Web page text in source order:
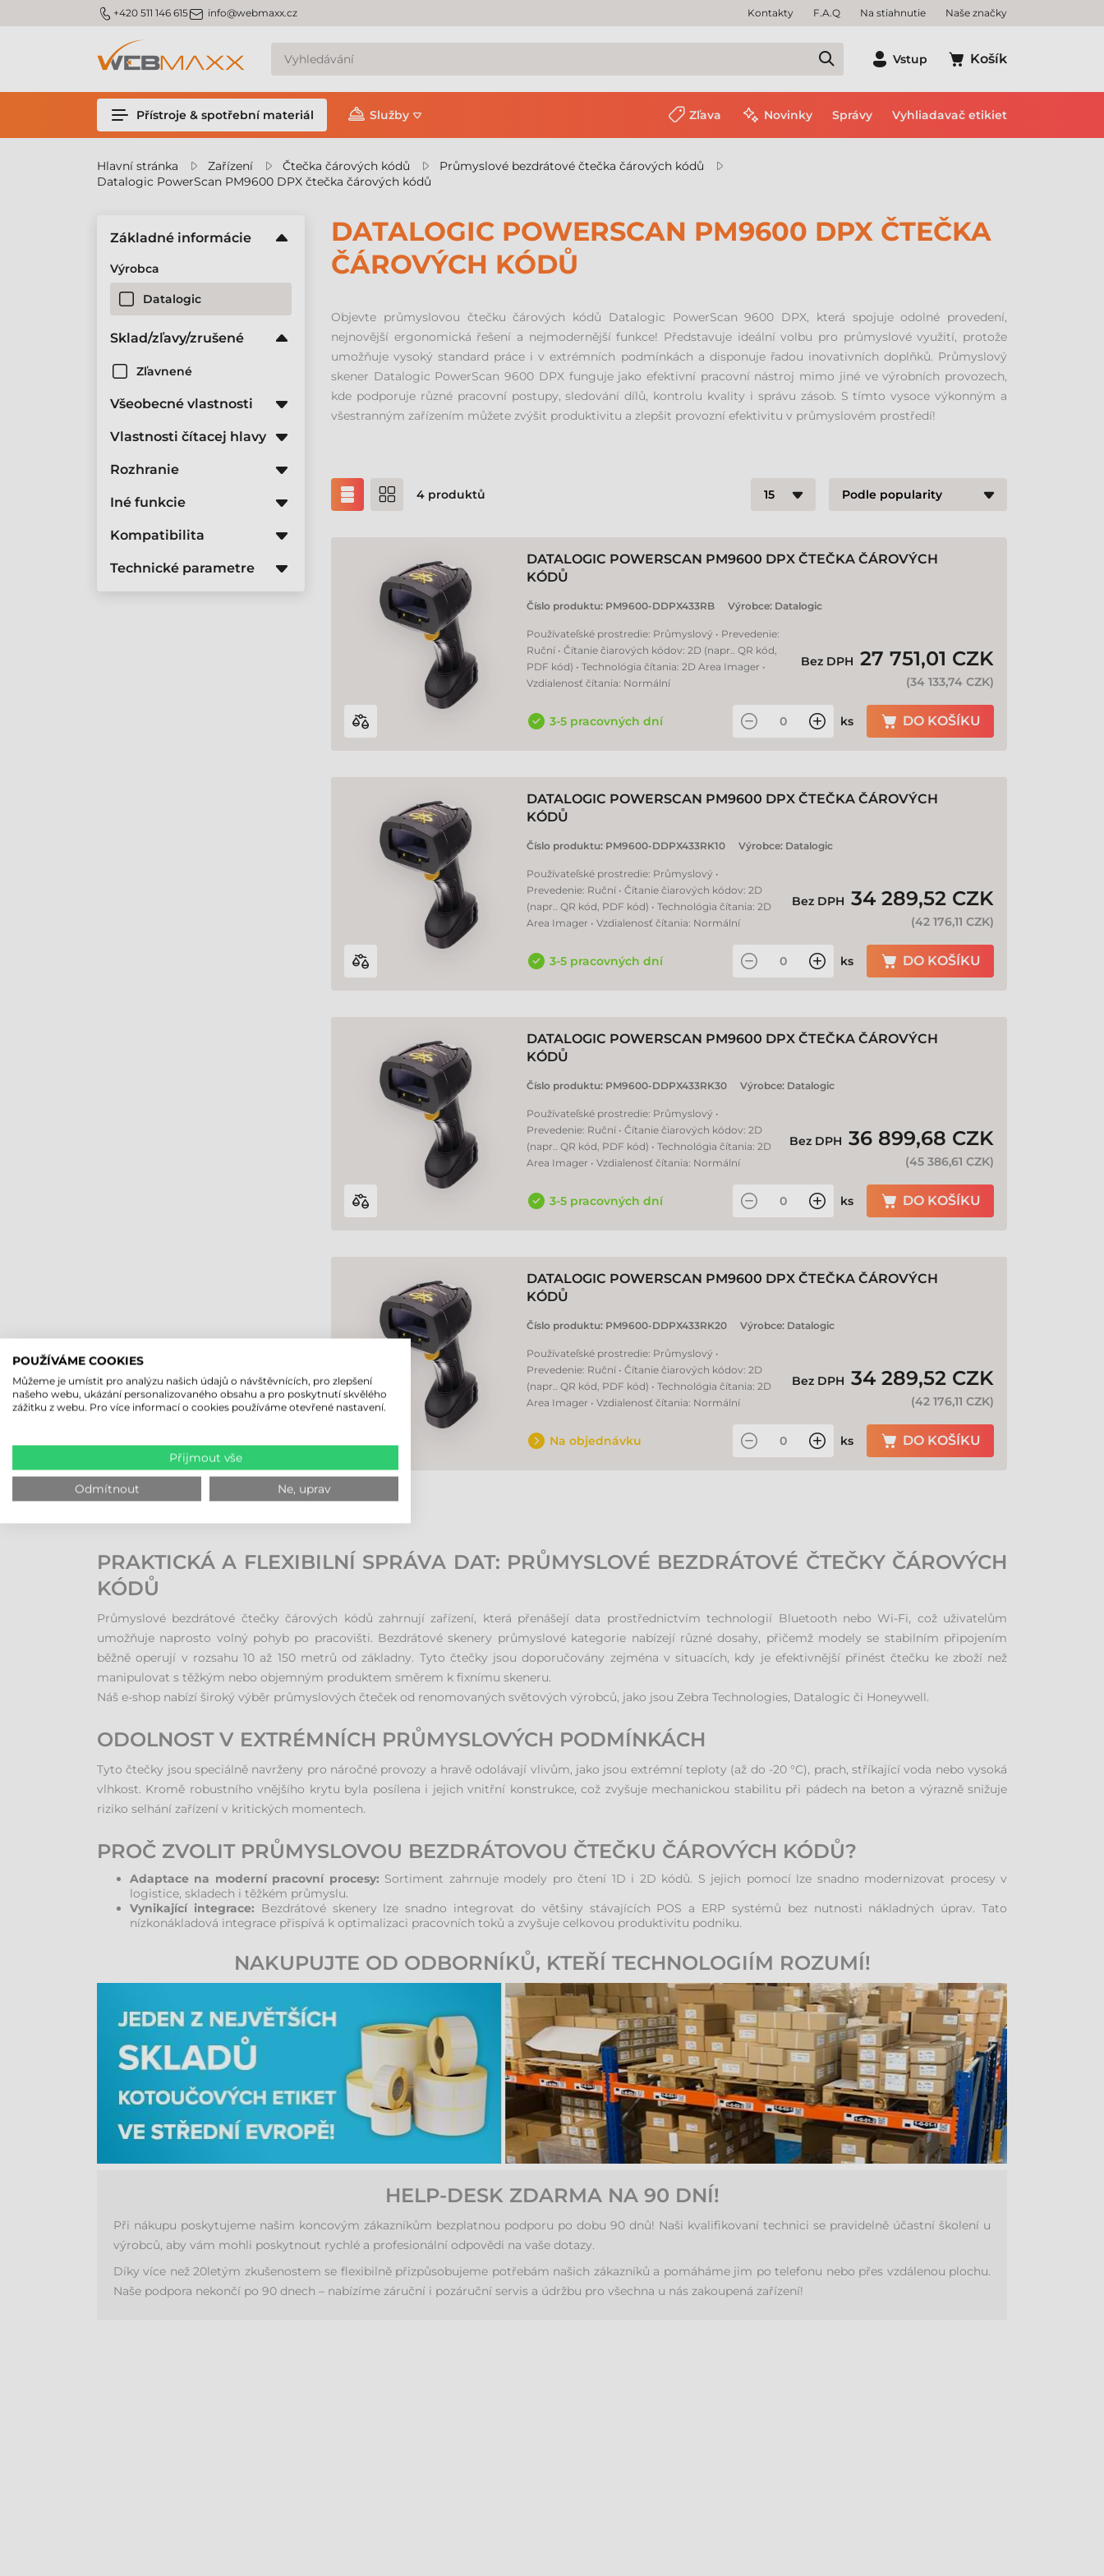
m_phone +420 511 146 615m_email info@webmaxx.cz Kontakty F.A.Q Na stiahnutie Naše značky
Vstup Košík
Přístroje & spotřební materiál Služby Zľava Novinky Správy Vyhliadavač etikiet
Hlavní stránka Zařízení Čtečka čárových kódů
Průmyslové bezdrátové čtečka čárových kódů
Datalogic PowerScan PM9600 DPX čtečka čárových kódů
DATALOGIC POWERSCAN PM9600 DPX ČTEČKA
ČÁROVÝCH KÓDŮ
Objevte průmyslovou čtečku čárových kódů Datalogic PowerScan 9600 DPX, která spojuje odolné provedení,
nejnovější ergonomická řešení a nejmodernější funkce! Představuje ideální volbu pro průmyslové využití, protože
umožňuje vysoký standard práce i v extrémních podmínkách a disponuje řadou inovativních doplňků. Průmyslový
skener Datalogic PowerScan 9600 DPX funguje jako efektivní pracovní nástroj mimo jiné ve výrobních provozech,
kde podporuje různé pracovní postupy, sledování dílů, kontrolu kvality i správu zásob. S tímto vysoce výkonným a
všestranným zařízením můžete zvýšit produktivitu a zlepšit provozní efektivitu v průmyslovém prostředí!
4 produktů
DATALOGIC POWERSCAN PM9600 DPX ČTEČKA ČÁROVÝCH
KÓDŮ
Číslo produktu: PM9600-DDPX433RB Výrobce: Datalogic
Používateľské prostredie: Průmyslový • Prevedenie:
Ruční • Čítanie čiarových kódov: 2D (napr.. QR kód,
PDF kód) • Technológia čítania: 2D Area Imager •
Vzdialenosť čítania: Normální
Bez DPH 27 751,01 CZK
(34 133,74 CZK)
3-5 pracovných dní ks DO KOŠÍKU
DATALOGIC POWERSCAN PM9600 DPX ČTEČKA ČÁROVÝCH
KÓDŮ
Číslo produktu: PM9600-DDPX433RK10 Výrobce: Datalogic
Používateľské prostredie: Průmyslový •
Prevedenie: Ruční • Čítanie čiarových kódov: 2D
(napr.. QR kód, PDF kód) • Technológia čítania: 2D
Area Imager • Vzdialenosť čítania: Normální
Bez DPH 34 289,52 CZK
(42 176,11 CZK)
3-5 pracovných dní ks DO KOŠÍKU
DATALOGIC POWERSCAN PM9600 DPX ČTEČKA ČÁROVÝCH
KÓDŮ
Číslo produktu: PM9600-DDPX433RK30 Výrobce: Datalogic
Používateľské prostredie: Průmyslový •
Prevedenie: Ruční • Čítanie čiarových kódov: 2D
(napr.. QR kód, PDF kód) • Technológia čítania: 2D
Area Imager • Vzdialenosť čítania: Normální
Bez DPH 36 899,68 CZK
(45 386,61 CZK)
3-5 pracovných dní ks DO KOŠÍKU
DATALOGIC POWERSCAN PM9600 DPX ČTEČKA ČÁROVÝCH
KÓDŮ
Číslo produktu: PM9600-DDPX433RK20 Výrobce: Datalogic
Používateľské prostredie: Průmyslový •
Prevedenie: Ruční • Čítanie čiarových kódov: 2D
(napr.. QR kód, PDF kód) • Technológia čítania: 2D
Area Imager • Vzdialenosť čítania: Normální
Bez DPH 34 289,52 CZK
(42 176,11 CZK)
Na objednávku ks DO KOŠÍKU
Základné informácie
Výrobca
Datalogic
Sklad/zľavy/zrušené
Zľavnené
Všeobecné vlastnosti
Vlastnosti čítacej hlavy
Rozhranie
Iné funkcie
Kompatibilita
Technické parametre
PRAKTICKÁ A FLEXIBILNÍ SPRÁVA DAT: PRŮMYSLOVÉ BEZDRÁTOVÉ ČTEČKY ČÁROVÝCH
KÓDŮ
Průmyslové bezdrátové čtečky čárových kódů zahrnují zařízení, která přenášejí data prostřednictvím technologií Bluetooth nebo Wi-Fi, což uživatelům
umožňuje naprosto volný pohyb po pracovišti. Bezdrátové skenery průmyslové kategorie nabízejí různé dosahy, přičemž modely se stabilním připojením
běžně operují v rozsahu 10 až 150 metrů od základny. Tyto čtečky jsou doporučovány zejména v situacích, kdy je efektivnější přinést čtečku ke zboží než
manipulovat s těžkým nebo objemným produktem směrem k fixnímu skeneru.
Náš e-shop nabízí široký výběr průmyslových čteček od renomovaných světových výrobců, jako jsou Zebra Technologies, Datalogic či Honeywell.
ODOLNOST V EXTRÉMNÍCH PRŮMYSLOVÝCH PODMÍNKÁCH
Tyto čtečky jsou speciálně navrženy pro náročné provozy a hravě odolávají vlivům, jako jsou extrémní teploty (až do -20 °C), prach, stříkající voda nebo vysoká
vlhkost. Kromě robustního vnějšího krytu byla posílena i jejich vnitřní konstrukce, což zvyšuje mechanickou stabilitu při pádech na beton a výrazně snižuje
riziko selhání zařízení v kritických momentech.
PROČ ZVOLIT PRŮMYSLOVOU BEZDRÁTOVOU ČTEČKU ČÁROVÝCH KÓDŮ?
Adaptace na moderní pracovní procesy: Sortiment zahrnuje modely pro čtení 1D i 2D kódů. S jejich pomocí lze snadno modernizovat procesy v
logistice, skladech i těžkém průmyslu.
Vynikající integrace: Bezdrátové skenery lze snadno integrovat do většiny stávajících POS a ERP systémů bez nutnosti nákladných úprav. Tato
nízkonákladová integrace přispívá k optimalizaci pracovních toků a zvyšuje celkovou produktivitu podniku.
NAKUPUJTE OD ODBORNÍKŮ, KTEŘÍ TECHNOLOGIÍM ROZUMÍ!
HELP-DESK ZDARMA NA 90 DNÍ!
Při nákupu poskytujeme našim koncovým zákazníkům bezplatnou podporu po dobu 90 dnů! Naši kvalifikovaní technici se pravidelně účastní školení u
výrobců, aby vám mohli poskytnout rychlé a profesionální odpovědi na vaše dotazy.
Díky více než 20letým zkušenostem se flexibilně přizpůsobujeme potřebám našich zákazníků a pomáháme jim po telefonu nebo přes vzdálenou plochu.
Naše podpora nekončí po 90 dnech – nabízíme záruční i pozáruční servis a údržbu pro všechna u nás zakoupená zařízení!
POUŽÍVÁME COOKIES
Můžeme je umístit pro analýzu našich údajů o návštěvnících, pro zlepšení
našeho webu, ukázání personalizovaného obsahu a pro poskytnutí skvělého
zážitku z webu. Pro více informací o cookies používáme otevřené nastavení.
Přijmout vše
Odmítnout Ne, uprav